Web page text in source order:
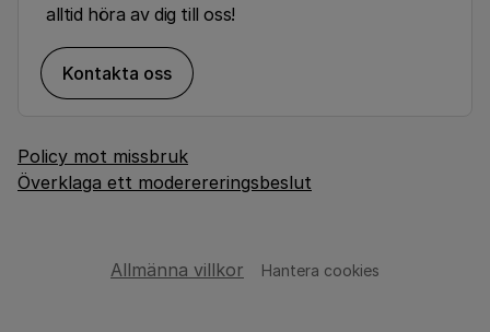
alltid höra av dig till oss!
Kontakta oss
Policy mot missbruk
Överklaga ett moderereringsbeslut
Allmänna villkor Hantera cookies